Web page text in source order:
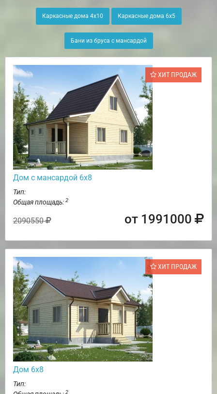
Каркасные дома 4х10 Каркасные дома 6х5
Бани из бруса с мансардой
ХИТ ПРОДАЖ
Дом с мансардой 6х8
Тип:
Общая площадь: 2
2090550 от 1991000
ХИТ ПРОДАЖ
Дом 6х8
Тип:
2